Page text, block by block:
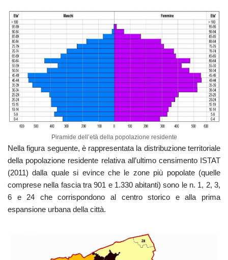
Piramide dell’età della popolazione residente
Nella figura seguente, è rappresentata la distribuzione territoriale
della popolazione residente relativa all’ultimo censimento ISTAT
(2011) dalla quale si evince che le zone più popolate (quelle
comprese nella fascia tra 901 e 1.330 abitanti) sono le n. 1, 2, 3,
6 e 24 che corrispondono al centro storico e alla prima
espansione urbana della città.